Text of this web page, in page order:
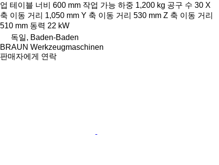
업 테이블 너비
600 mm 작업 가능 하중 1,200 kg 공구 수 30 X
축 이동 거리 1,050 mm Y 축 이동 거리 530 mm Z 축 이동 거리
510 mm 동력 22 kW
독일, Baden-Baden
BRAUN Werkzeugmaschinen
판매자에게 연락